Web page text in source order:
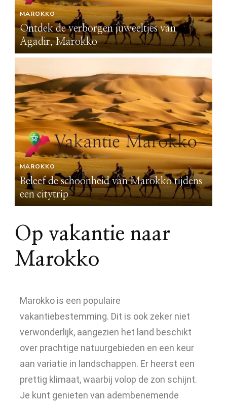
MAROKKO
Ontdek de verborgen juweeltjes van
Agadir, Marokko
MAROKKO
Beleef de schoonheid van Marokko tijdens
een citytrip
Op vakantie naar
Marokko
Marokko is een populaire
vakantiebestemming. Dit is ook zeker niet
verwonderlijk, aangezien het land beschikt
over prachtige natuurgebieden en een keur
aan variatie in landschappen. Er heerst een
prettig klimaat, waarbij volop de zon schijnt.
Je kunt genieten van adembenemende